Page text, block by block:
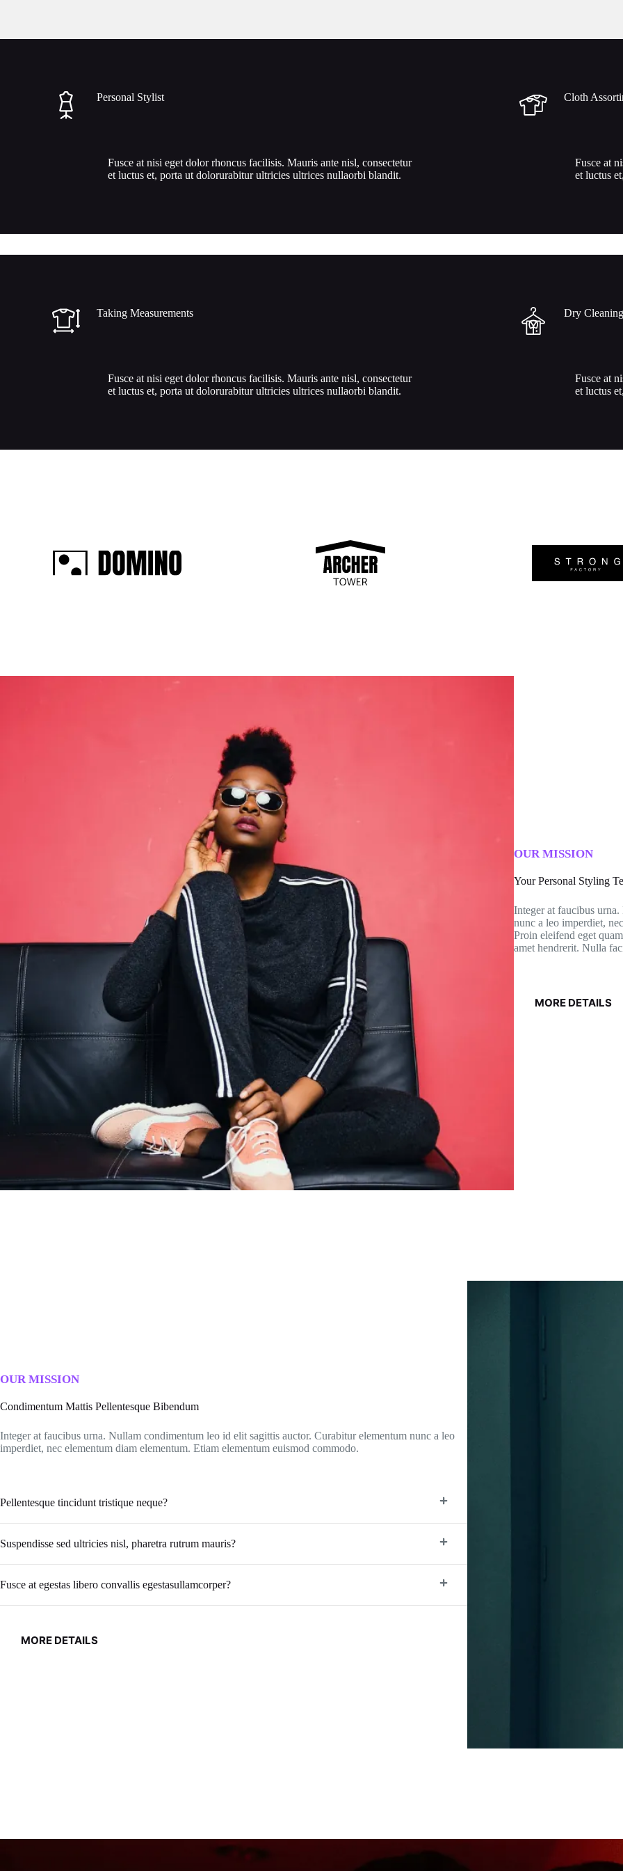
Personal Stylist
Fusce at nisi eget dolor rhoncus facilisis. Mauris ante nisl, consectetur
et luctus et, porta ut dolorurabitur ultricies ultrices nullaorbi blandit.
Cloth
Fusce at
et luctus
Taking Measurements
Fusce at nisi eget dolor rhoncus facilisis. Mauris ante nisl, consectetur
et luctus et, porta ut dolorurabitur ultricies ultrices nullaorbi blandit.
Dry Cleaning
Fusce at
et luctus
OUR MISSION
Your Personal Styling
Integer at faucibus
nunc a leo imperdiet,
Proin eleifend eget
amet hendrerit. Nulla
MORE DETAILS
OUR MISSION
Condimentum Mattis Pellentesque Bibendum
Integer at faucibus urna. Nullam condimentum leo id elit sagittis auctor. Curabitur elementum nunc a leo
imperdiet, nec elementum diam elementum. Etiam elementum euismod commodo.
Pellentesque tincidunt tristique neque?
Suspendisse sed ultricies nisl, pharetra rutrum mauris?
Fusce at egestas libero convallis egestasullamcorper?
MORE DETAILS